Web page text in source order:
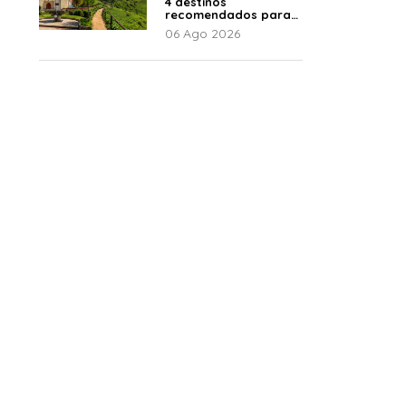
recomendados para
disfrutar el descanso
06 Ago 2026